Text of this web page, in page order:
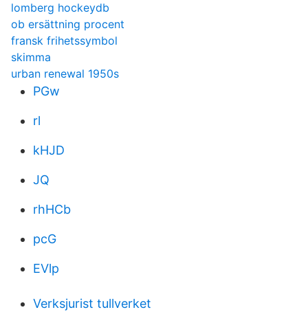
lomberg hockeydb
ob ersättning procent
fransk frihetssymbol
skimma
urban renewal 1950s
PGw
rl
kHJD
JQ
rhHCb
pcG
EVlp
Verksjurist tullverket